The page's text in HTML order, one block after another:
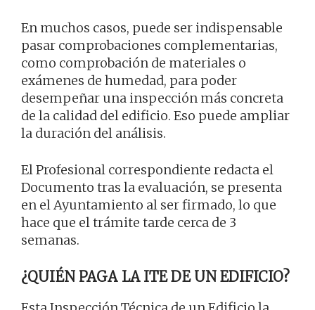
En muchos casos, puede ser indispensable
pasar comprobaciones complementarias,
como comprobación de materiales o
exámenes de humedad, para poder
desempeñar una inspección más concreta
de la calidad del edificio. Eso puede ampliar
la duración del análisis.
El Profesional correspondiente redacta el
Documento tras la evaluación, se presenta
en el Ayuntamiento al ser firmado, lo que
hace que el trámite tarde cerca de 3
semanas.
¿QUIÉN PAGA LA ITE DE UN EDIFICIO?